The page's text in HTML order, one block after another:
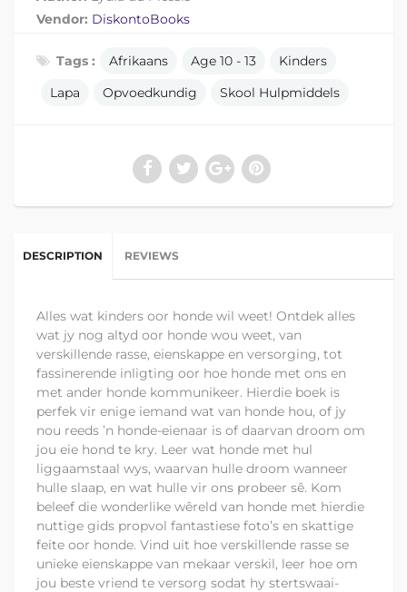
Vendor: DiskontoBooks
Tags : Afrikaans Age 10 - 13
Kinders
Lapa
Opvoedkundig Skool Hulpmiddels
DESCRIPTION REVIEWS
Alles wat kinders oor honde wil weet! Ontdek alles
wat jy nog altyd oor honde wou weet, van
verskillende rasse, eienskappe en versorging, tot
fassinerende inligting oor hoe honde met ons en
met ander honde kommunikeer. Hierdie boek is
perfek vir enige iemand wat van honde hou, of jy
nou reeds ’n honde-eienaar is of daarvan droom om
jou eie hond te kry. Leer wat honde met hul
liggaamstaal wys, waarvan hulle droom wanneer
hulle slaap, en wat hulle vir ons probeer sê. Kom
beleef die wonderlike wêreld van honde met hierdie
nuttige gids propvol fantastiese foto’s en skattige
feite oor honde. Vind uit hoe verskillende rasse se
unieke eienskappe van mekaar verskil, leer hoe om
jou beste vriend te versorg sodat hy stertswaai-